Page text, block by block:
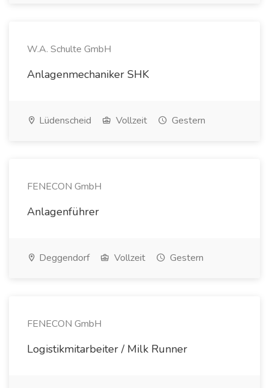
W.A. Schulte GmbH
Anlagenmechaniker SHK
Lüdenscheid Vollzeit Gestern
FENECON GmbH
Anlagenführer
Deggendorf Vollzeit Gestern
FENECON GmbH
Logistikmitarbeiter / Milk Runner